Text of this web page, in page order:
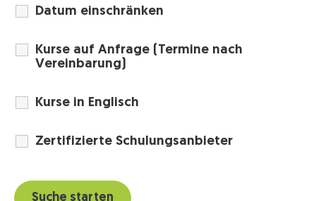
Datum einschränken
Kurse auf Anfrage (Termine nach
Vereinbarung)
Kurse in Englisch
Zertifizierte Schulungsanbieter